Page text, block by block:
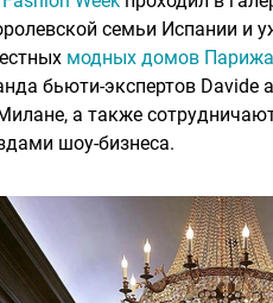
семьи Испании и
модных домов Парижа
бьюти-экспертов Davide
а также
шоу-бизнеса.